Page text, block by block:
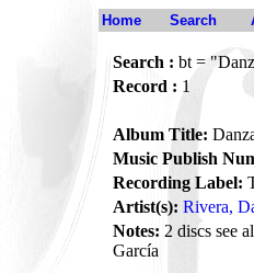
Home Search
Search : bt =
Record : 1
Album Title:
Music Publish
Recording Label:
Artist(s): Rivera,
Notes: 2 discs see
García